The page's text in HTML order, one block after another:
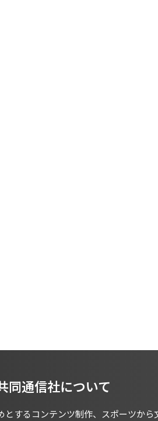
同通信社について
するコンテンツ制作、スポーツか